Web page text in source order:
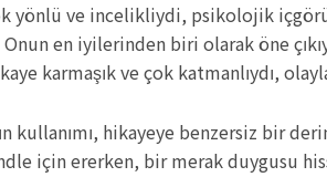
yönlü ve incelikliydi, psikolojik
en iyilerinden biri olarak öne
karmaşık ve çok katmanlıydı,
hikayeye benzersiz bir
için ererken, bir merak duygusu